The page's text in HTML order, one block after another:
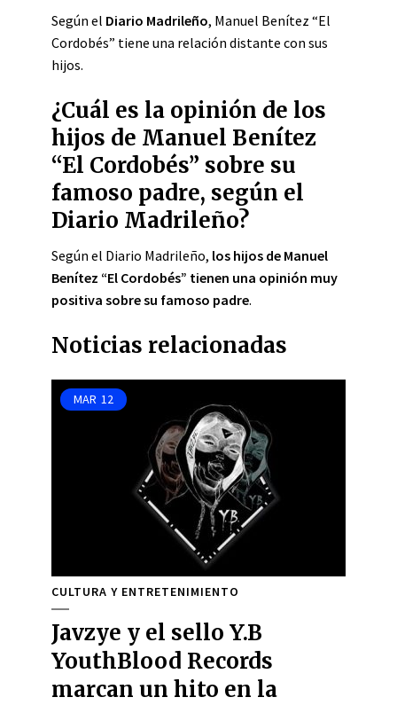
Según el Diario Madrileño, Manuel Benítez “El
Cordobés” tiene una relación distante con sus
hijos.
¿Cuál es la opinión de los
hijos de Manuel Benítez
“El Cordobés” sobre su
famoso padre, según el
Diario Madrileño?
Según el Diario Madrileño, los hijos de Manuel
Benítez “El Cordobés” tienen una opinión muy
positiva sobre su famoso padre.
Noticias relacionadas
MAR 12
CULTURA Y ENTRETENIMIENTO
Javzye y el sello Y.B
YouthBlood Records
marcan un hito en la